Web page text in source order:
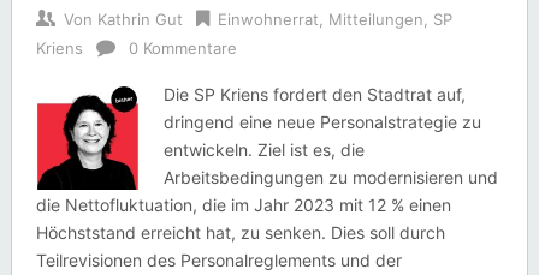
Von Kathrin Gut Einwohnerrat Mitteilungen
SP
Kriens
0 Kommentare
Die SP Kriens fordert den Stadtrat auf,
dringend eine neue Personalstrategie zu
entwickeln. Ziel ist es, die
Arbeitsbedingungen zu modernisieren und
die Nettofluktuation, die im Jahr 2023 mit 12 % einen
Höchststand erreicht hat, zu senken. Dies soll durch
Teilrevisionen des Personalreglements und der